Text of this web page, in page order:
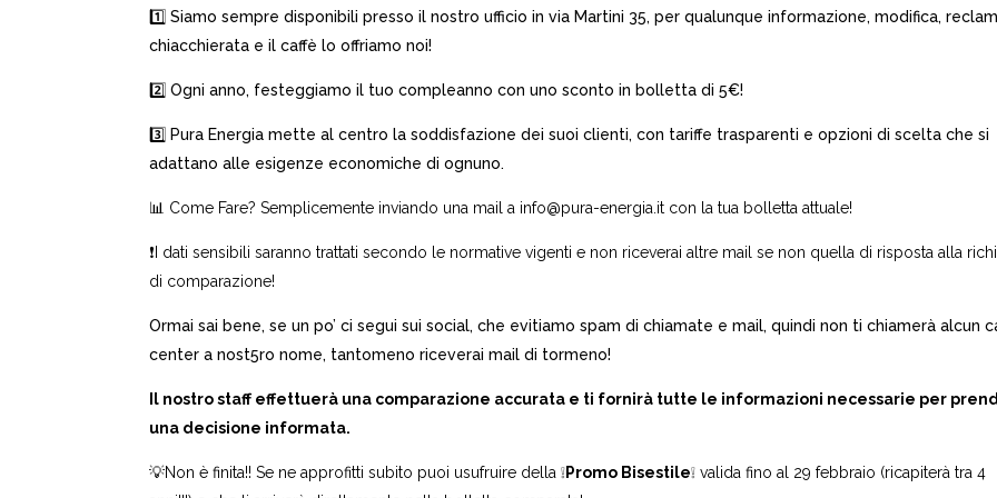
1️⃣ Siamo sempre disponibili presso il nostro ufficio in via Martini 35, per qualunque informazione, modifica,
chiacchierata e il caffè lo offriamo noi!
2️⃣ Ogni anno, festeggiamo il tuo compleanno con uno sconto in bolletta di 5€!
3️⃣ Pura Energia mette al centro la soddisfazione dei suoi clienti, con tariffe trasparenti e opzioni di scelta che si
adattano alle esigenze economiche di ognuno.
📊 Come Fare? Semplicemente inviando una mail a info@pura-energia.it con la tua bolletta attuale!
❗I dati sensibili saranno trattati secondo le normative vigenti e non riceverai altre mail se non quella di risposta alla
di comparazione!
Ormai sai bene, se un po’ ci segui sui social, che evitiamo spam di chiamate e mail, quindi non ti chiamerà alcun
center a nost5ro nome, tantomeno riceverai mail di tormeno!
Il nostro staff effettuerà una comparazione accurata e ti fornirà tutte le informazioni necessarie per
una decisione informata.
💡Non è finita!! Se ne approfitti subito puoi usufruire della ❕Promo Bisestile❕ valida fino al 29 febbraio (ricapiterà tra 4